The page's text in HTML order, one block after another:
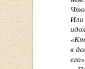
Что
Или
«Кто
в дом и
его»